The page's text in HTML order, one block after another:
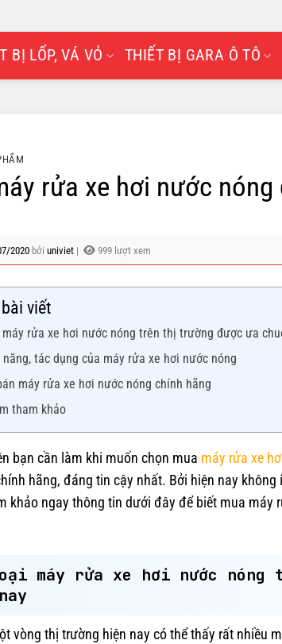
BỊ LỐP, VÁ VỎ THIẾT BỊ GARA Ô TÔ
rửa xe hơi nước
2020 bởi univiet | 999 lượt xem
viết
máy rửa xe hơi nước nóng trên thị trường được ưa
năng, tác dụng của máy rửa xe hơi nước nóng
máy rửa xe hơi nước nóng chính hãng
tham khảo
bạn cần làm khi muốn chọn mua máy rửa xe
hãng, đáng tin cậy nhất. Bởi hiện nay
khảo ngay thông tin dưới đây để biết mua
máy rửa xe hơi nước
vòng thị trường hiện nay có thể thấy rất nhiều